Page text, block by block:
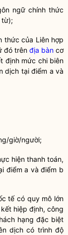
ngữchính thức
thức của Liên hợp
đó trên địa bàncơ
định mức chi biên
dịch tại điểm a và
giờ/người;
hiện thanh toán,
điểm a và điểm b
tếcó quy mô lớn
hiệp định, công
hạng đặc biệt
dịch có trình độ